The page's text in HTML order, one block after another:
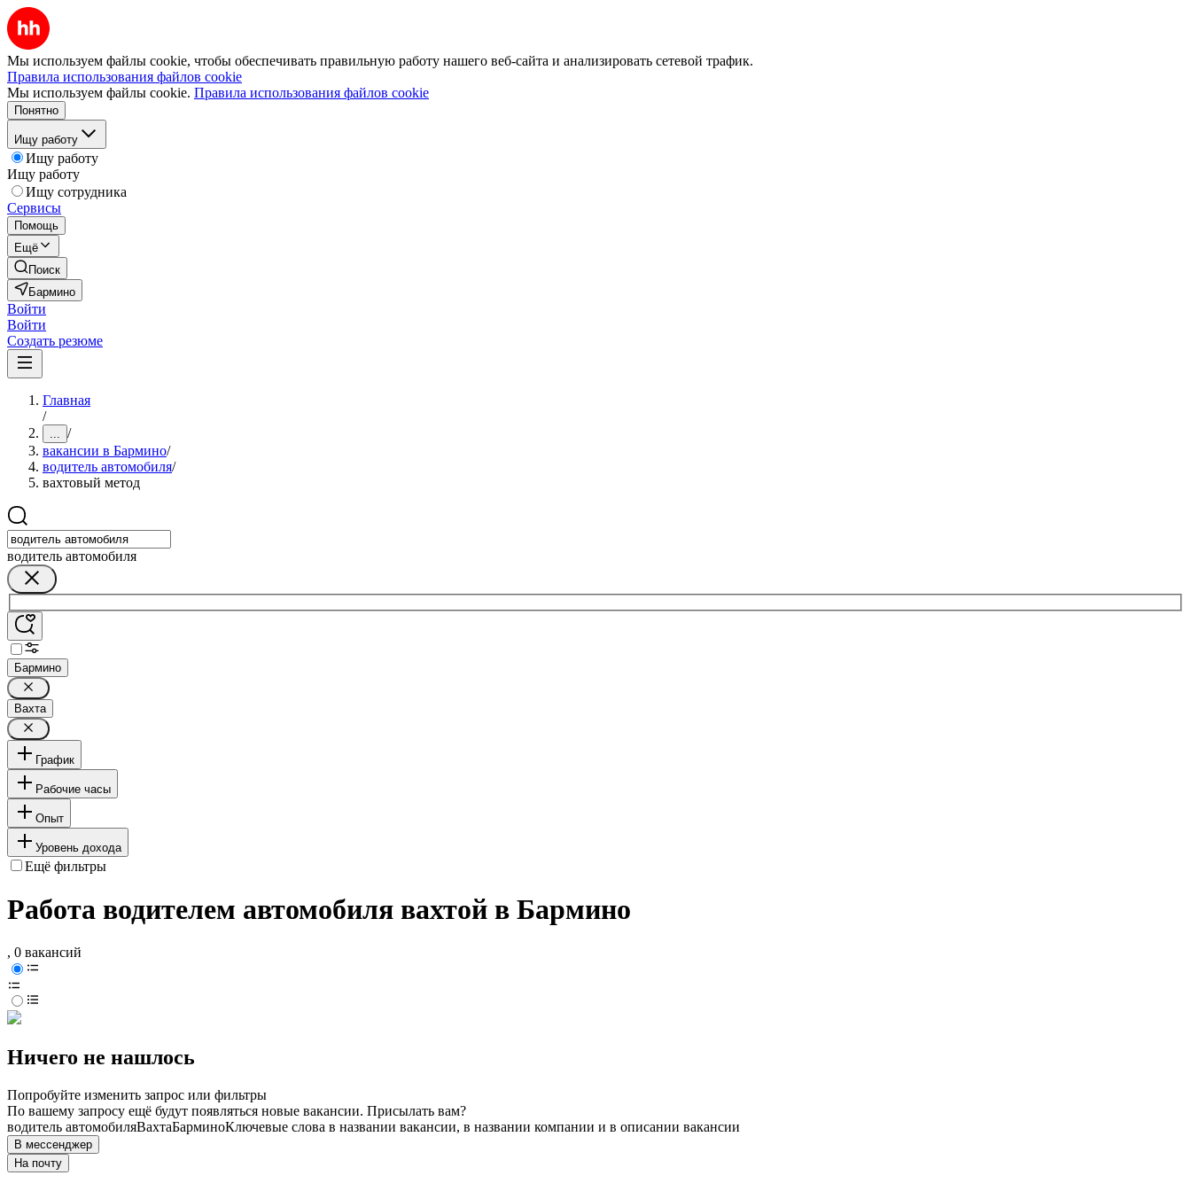
Мы используем файлы cookie, чтобы обеспечивать правильную работу нашего веб-сайта и анализировать сетевой трафик.
Правила использования файлов cookie
Мы используем файлы cookie. Правила использования файлов cookie
Понятно
Ищу работу
Ищу работу
Ищу работу
Ищу сотрудника
Сервисы
Помощь
Ещё
Поиск
Бармино
Войти
Войти
Создать резюме
Главная
/
... /
вакансии в Бармино/
водитель автомобиля/
вахтовый метод
водитель автомобиля
Бармино
Вахта
График
Рабочие часы
Опыт
Уровень дохода
Ещё фильтры
Работа водителем автомобиля вахтой в Бармино
, 0 вакансий
Ничего не нашлось
Попробуйте изменить запрос или фильтры
По вашему запросу ещё будут появляться новые вакансии. Присылать вам?
водитель автомобиляВахтаБарминоКлючевые слова в названии вакансии, в названии компании и в описании вакансии
В мессенджер
На почту